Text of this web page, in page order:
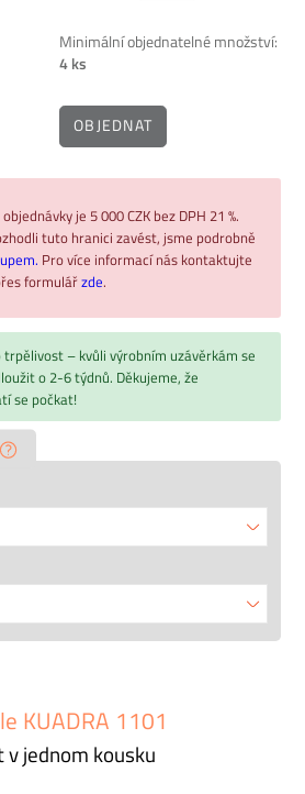
Minimální objednatelné množství:
4 ks
OBJEDNAT
je 5 000 CZK bez DPH 21 %.
tuto hranici zavést, jsme podrobně
Pro více informací nás kontaktujte
formulářzde.
– kvůli výrobním uzávěrkám se
o 2-6 týdnů. Děkujeme, že
se počkat!
KUADRA 1101
v jednom kousku